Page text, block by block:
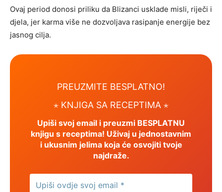
Ovaj period donosi priliku da Blizanci usklade misli, riječi i
djela, jer karma više ne dozvoljava rasipanje energije bez
jasnog cilja.
PREUZMITE BESPLATNO!
⋆ KNJIGA SA RECEPTIMA ⋆
Upiši svoj email i preuzmi BESPLATNU
knjigu s receptima! Uživaj u jednostavnim
i ukusnim jelima koja će osvojiti tvoje
najdraže.